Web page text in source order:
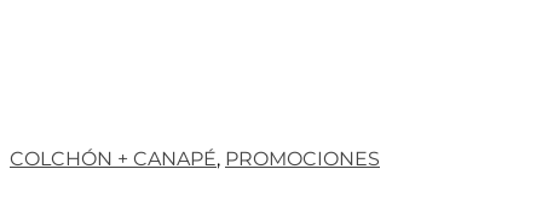
COLCHÓN + CANAPÉ, PROMOCIONES